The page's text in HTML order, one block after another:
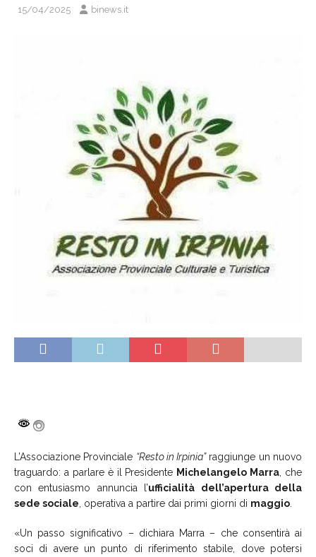
15/04/2025 binews.it
L’Associazione Provinciale “Resto in Irpinia”raggiunge un nuovo
traguardo: a parlare è il Presidente Michelangelo Marra , che
con entusiasmo annuncia l’ufficialità dell’apertura della
sede sociale , operativa a partire dai primi giorni di maggio
«Un passo significativo – dichiara Marra – che consentirà ai
soci di avere un punto di riferimento stabile, dove potersi